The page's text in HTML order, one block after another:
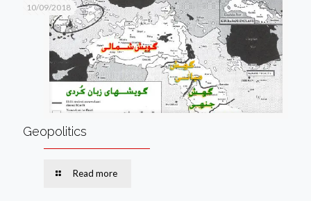
10/09/2018
Geopolitics
Read more